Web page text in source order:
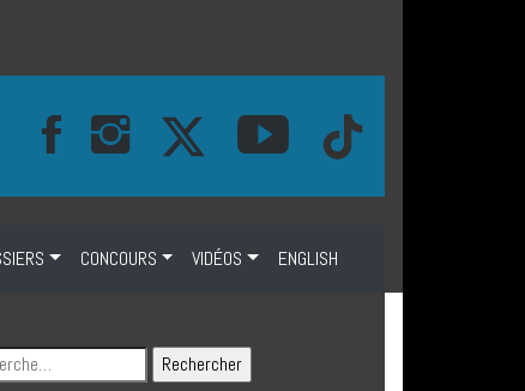
CONCOURS VIDÉOS ENGLISH